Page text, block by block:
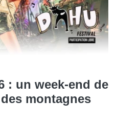
: un week-end de
montagnes